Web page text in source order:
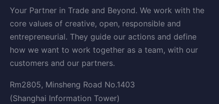
Your Partner in Trade and Beyond. We work with the
core values of creative, open, responsible and
entrepreneurial. They guide our actions and define
how we want to work together as a team, with our
customers and our partners.
Rm2805, Minsheng Road No.1403
(Shanghai Information Tower)